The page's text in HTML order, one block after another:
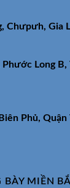
Chưpưh, Gia
Long B,
Phủ, Quận
MIỀN